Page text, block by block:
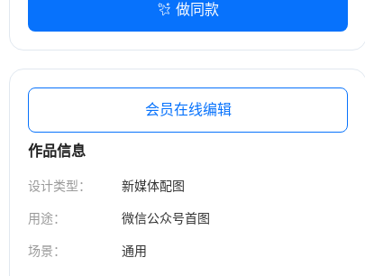
色为主，营造出健康、专业且舒适的视觉氛围。构
图简洁平衡，采用正面平视镜头，宽高比 21:9。
做同款
会员在线编辑
作品信息
设计类型： 新媒体配图
用途： 微信公众号首图
场景： 通用